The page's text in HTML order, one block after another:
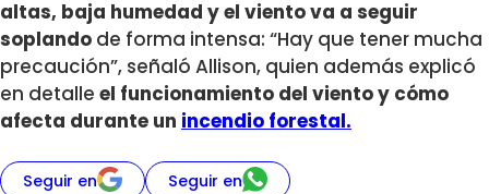
altas, baja humedad y el viento va a seguir
soplando de forma intensa: “Hay que tener mucha
precaución”, señaló Allison, quien además explicó
en detalle el funcionamiento del viento y cómo
afecta durante un incendio forestal.
Seguir en Seguir en